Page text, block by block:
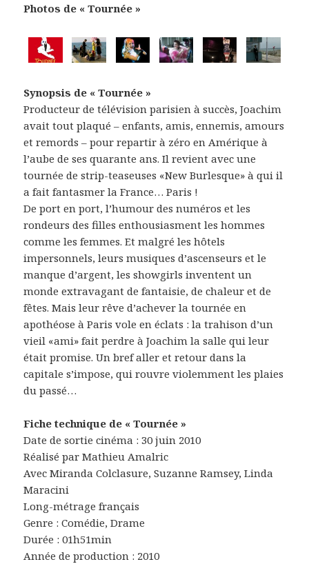
Photos de « Tournée »
Synopsis de « Tournée »
Producteur de télévision parisien à succès, Joachim
avait tout plaqué – enfants, amis, ennemis, amours
et remords – pour repartir à zéro en Amérique à
l’aube de ses quarante ans. Il revient avec une
tournée de strip-teaseuses «New Burlesque» à qui il
a fait fantasmer la France… Paris !
De port en port, l’humour des numéros et les
rondeurs des filles enthousiasment les hommes
comme les femmes. Et malgré les hôtels
impersonnels, leurs musiques d’ascenseurs et le
manque d’argent, les showgirls inventent un
monde extravagant de fantaisie, de chaleur et de
fêtes. Mais leur rêve d’achever la tournée en
apothéose à Paris vole en éclats : la trahison d’un
vieil «ami» fait perdre à Joachim la salle qui leur
était promise. Un bref aller et retour dans la
capitale s’impose, qui rouvre violemment les plaies
du passé…
Fiche technique de « Tournée »
Date de sortie cinéma : 30 juin 2010
Réalisé par Mathieu Amalric
Avec Miranda Colclasure, Suzanne Ramsey, Linda
Maracini
Long-métrage français
Genre : Comédie, Drame
Durée : 01h51min
Année de production : 2010